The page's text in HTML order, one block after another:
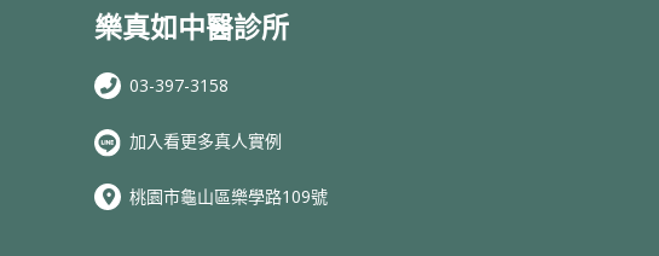
樂真如中醫診所
03-397-3158
加入看更多真人實例
桃園市龜山區樂學路109號